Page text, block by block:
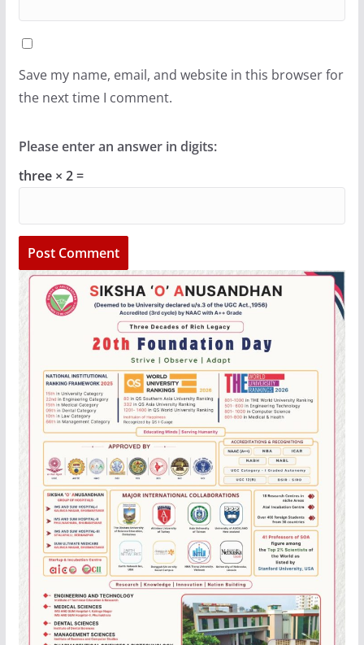
Save my name, email, and website in this browser for
the next time I comment.
Please enter an answer in digits:
three × 2 =